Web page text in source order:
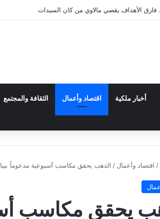
ثلاثة أقمار “بلو بيرد” تصل إلى المدار
أخبار ملكية اقتصاد وأعمال الثقافة والمجتمع
/ اقتصاد وأعمال / الذهب يحقق مكاسب أسبوعية مدعوماً
يحقق مكاسب